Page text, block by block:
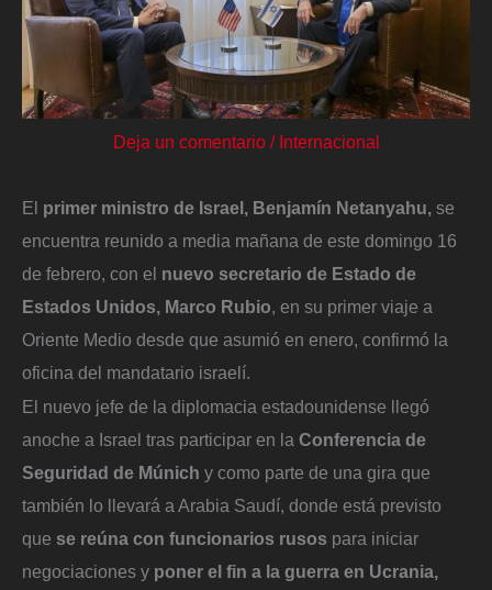
Deja un comentario / Internacional
El primer ministro de Israel, Benjamín Netanyahu, se
encuentra reunido a media mañana de este domingo 16
de febrero, con el nuevo secretario de Estado de
Estados Unidos, Marco Rubio, en su primer viaje a
Oriente Medio desde que asumió en enero, confirmó la
oficina del mandatario israelí.
El nuevo jefe de la diplomacia estadounidense llegó
anoche a Israel tras participar en la Conferencia de
Seguridad de Múnich y como parte de una gira que
también lo llevará a Arabia Saudí, donde está previsto
que se reúna con funcionarios rusos para iniciar
negociaciones y poner el fin a la guerra en Ucrania,